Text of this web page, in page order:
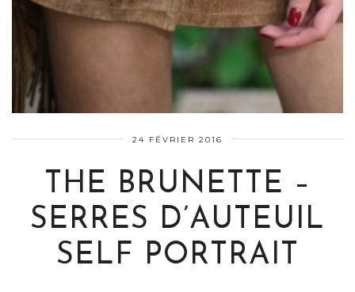
24 FÉVRIER 2016
THE BRUNETTE –
SERRES D’AUTEUIL
SELF PORTRAIT